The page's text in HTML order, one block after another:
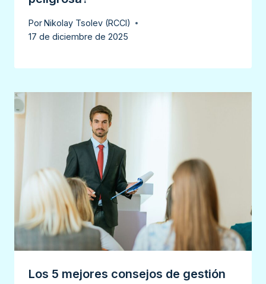
Por Nikolay Tsolev (RCCI)
17 de diciembre de 2025
Los 5 mejores consejos de gestión